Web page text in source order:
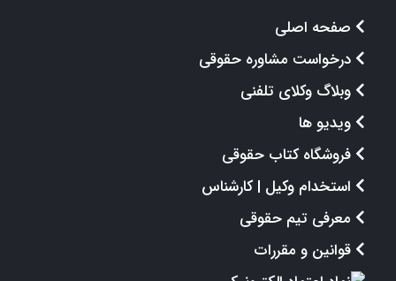
صفحه اصلی
درخواست مشاوره حقوقی
وبلاگ وکلای تلفنی
ویدیو ها
فروشگاه کتاب حقوقی
استخدام وکیل | کارشناس
معرفی تیم حقوقی
قوانین و مقررات